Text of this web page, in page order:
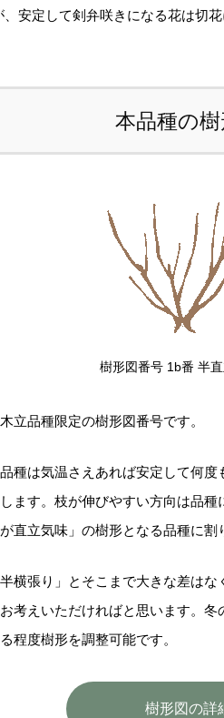
個
るため、カート
て、送料を含め
します。送料等
事前のお見積も
わせフォーム」
す。
安定して剣弁咲きになる花は切
本品種の樹
樹形図番号 1b番 半
立品種限定の樹形図番号です。
種は気温さえあれば安定して何
ます。枝が伸びやすい方向は品
直立気味」の樹形となる品種に割
横張り」とそこまで大きな差は
考えいただければと思います。
程度樹形を調整可能です。
樹形図の詳